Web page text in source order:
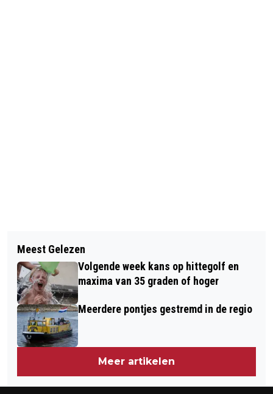
SPORTRAAD BEUNINGEN ZOEKT
NIEUWE BESTUURSLEDEN
BESPAAR WATER BIJ DROOGTE
Meest Gelezen
Volgende week kans op hittegolf en
maxima van 35 graden of hoger
Meerdere pontjes gestremd in de regio
Meer artikelen